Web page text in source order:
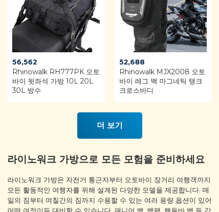
56,562
Rhinowalk RH777PK 오토
바이 뒷좌석 가방 10L 20L
30L 방수
52,688
Rhinowalk MJX2008 오토
바이 레그 백 마그네틱 탱크
크로스바디
더 보기
라이노워크 가방으로 모든 모험을 준비하세요
라이노워크 가방은 자전거 통근자부터 오토바이 장거리 여행객까지
모든 활동적인 여행자를 위해 설계된 다양한 모델을 제공합니다. 매
일의 짐부터 며칠간의 짐까지 수용할 수 있는 여러 용량 옵션이 있어